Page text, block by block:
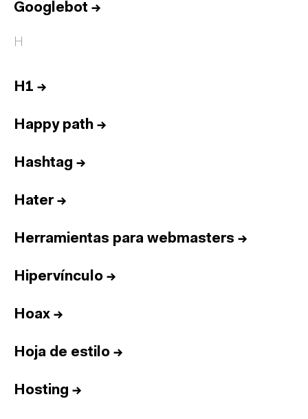
Googlebot →
H
H1 →
Happy path →
Hashtag →
Hater→
Herramientas para webmasters →
Hipervínculo →
Hoax →
Hoja de estilo →
Hosting →